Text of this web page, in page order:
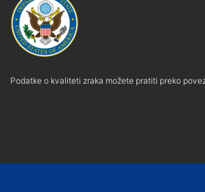
Podatke o kvaliteti zraka možete pratiti preko